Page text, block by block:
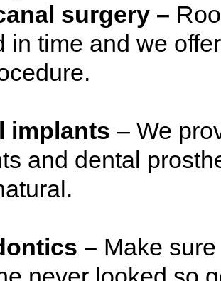
surgery –
in time and we
implants – We
and dental
– Make